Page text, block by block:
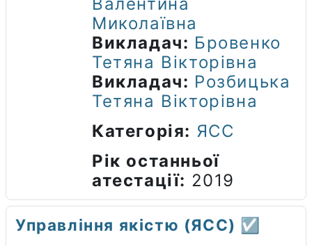
Миколаївна
Викладач: Бровенко
Тетяна Вікторівна
Викладач: Розбицька
Тетяна Вікторівна
Категорія: ЯСС
Рік останньої
атестації: 2019
Управління якістю (ЯСС) ☑️